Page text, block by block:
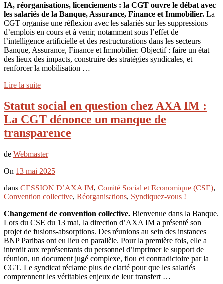
IA, réorganisations, licenciements : la CGT ouvre le débat avec
les salariés de la Banque, Assurance, Finance et Immobilier. La
CGT organise une réflexion avec les salariés sur les suppressions
d’emplois en cours et à venir, notamment sous l’effet de
l’intelligence artificielle et des restructurations dans les secteurs
Banque, Assurance, Finance et Immobilier. Objectif : faire un état
des lieux des impacts, construire des stratégies syndicales, et
renforcer la mobilisation …
Lire la suite
Statut social en question chez AXA IM :
La CGT dénonce un manque de
transparence
de Webmaster
On 13 mai 2025
dans CESSION D’AXA IM, Comité Social et Economique (CSE),
Convention collective, Réorganisations, Syndiquez-vous !
Changement de convention collective. Bienvenue dans la Banque.
Lors du CSE du 13 mai, la direction d’AXA IM a présenté son
projet de fusions-absorptions. Des réunions au sein des instances
BNP Paribas ont eu lieu en parallèle. Pour la première fois, elle a
interdit aux représentants du personnel d’imprimer le support de
réunion, un document jugé complexe, flou et contradictoire par la
CGT. Le syndicat réclame plus de clarté pour que les salariés
comprennent les véritables enjeux de leur transfert …